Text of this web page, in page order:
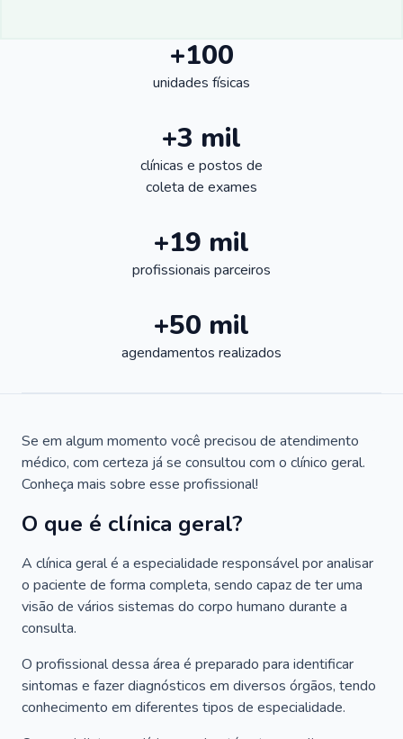
+100
unidades físicas
+3 mil
clínicas e postos de
coleta de exames
+19 mil
profissionais parceiros
+50 mil
agendamentos realizados
Se em algum momento você precisou de atendimento
médico, com certeza já se consultou com o clínico geral.
Conheça mais sobre esse profissional!
O que é clínica geral?
A clínica geral é a especialidade responsável por analisar
o paciente de forma completa, sendo capaz de ter uma
visão de vários sistemas do corpo humano durante a
consulta.
O profissional dessa área é preparado para identificar
sintomas e fazer diagnósticos em diversos órgãos, tendo
conhecimento em diferentes tipos de especialidade.